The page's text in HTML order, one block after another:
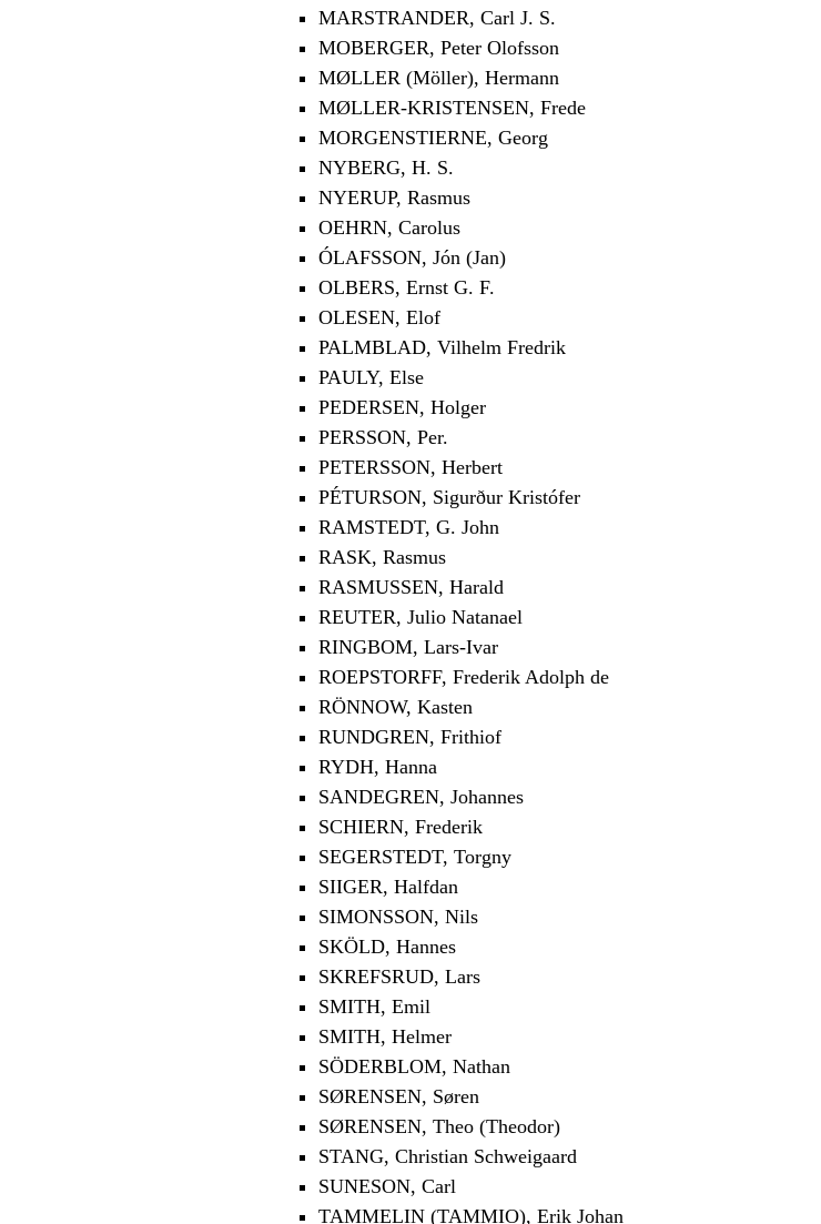
MARSTRANDER, Carl J. S.
MOBERGER, Peter Olofsson
MØLLER (Möller), Hermann
MØLLER-KRISTENSEN, Frede
MORGENSTIERNE, Georg
NYBERG, H. S.
NYERUP, Rasmus
OEHRN, Carolus
ÓLAFSSON, Jón (Jan)
OLBERS, Ernst G. F.
OLESEN, Elof
PALMBLAD, Vilhelm Fredrik
PAULY, Else
PEDERSEN, Holger
PERSSON, Per.
PETERSSON, Herbert
PÉTURSON, Sigurður Kristófer
RAMSTEDT, G. John
RASK, Rasmus
RASMUSSEN, Harald
REUTER, Julio Natanael
RINGBOM, Lars-Ivar
ROEPSTORFF, Frederik Adolph de
RÖNNOW, Kasten
RUNDGREN, Frithiof
RYDH, Hanna
SANDEGREN, Johannes
SCHIERN, Frederik
SEGERSTEDT, Torgny
SIIGER, Halfdan
SIMONSSON, Nils
SKÖLD, Hannes
SKREFSRUD, Lars
SMITH, Emil
SMITH, Helmer
SÖDERBLOM, Nathan
SØRENSEN, Søren
SØRENSEN, Theo (Theodor)
STANG, Christian Schweigaard
SUNESON, Carl
TAMMELIN (TAMMIO), Erik Johan